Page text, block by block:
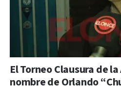
El Torneo Clausura de
nombre de Orlando